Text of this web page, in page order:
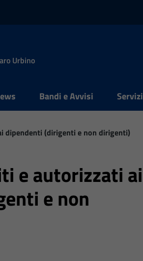
Urbino
Bandi e Avvisi Servizi
dipendenti (dirigenti e non dirigenti)
e autorizzati ai
e non